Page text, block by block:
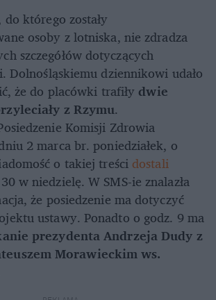
którego zostały
osoby z lotniska, nie zdradza
szczegółów dotyczących
Dolnośląskiemu dziennikowi udało
że do placówki trafiły dwie
z Rzymu.
Komisji Zdrowia
2 marca br. poniedziałek, o
o takiej treści dostali
w niedzielę. W SMS-ie znalazła
że posiedzenie ma dotyczyć
ustawy. Ponadto o godz. 9 ma
prezydenta Andrzeja Dudy z
Morawieckim ws.